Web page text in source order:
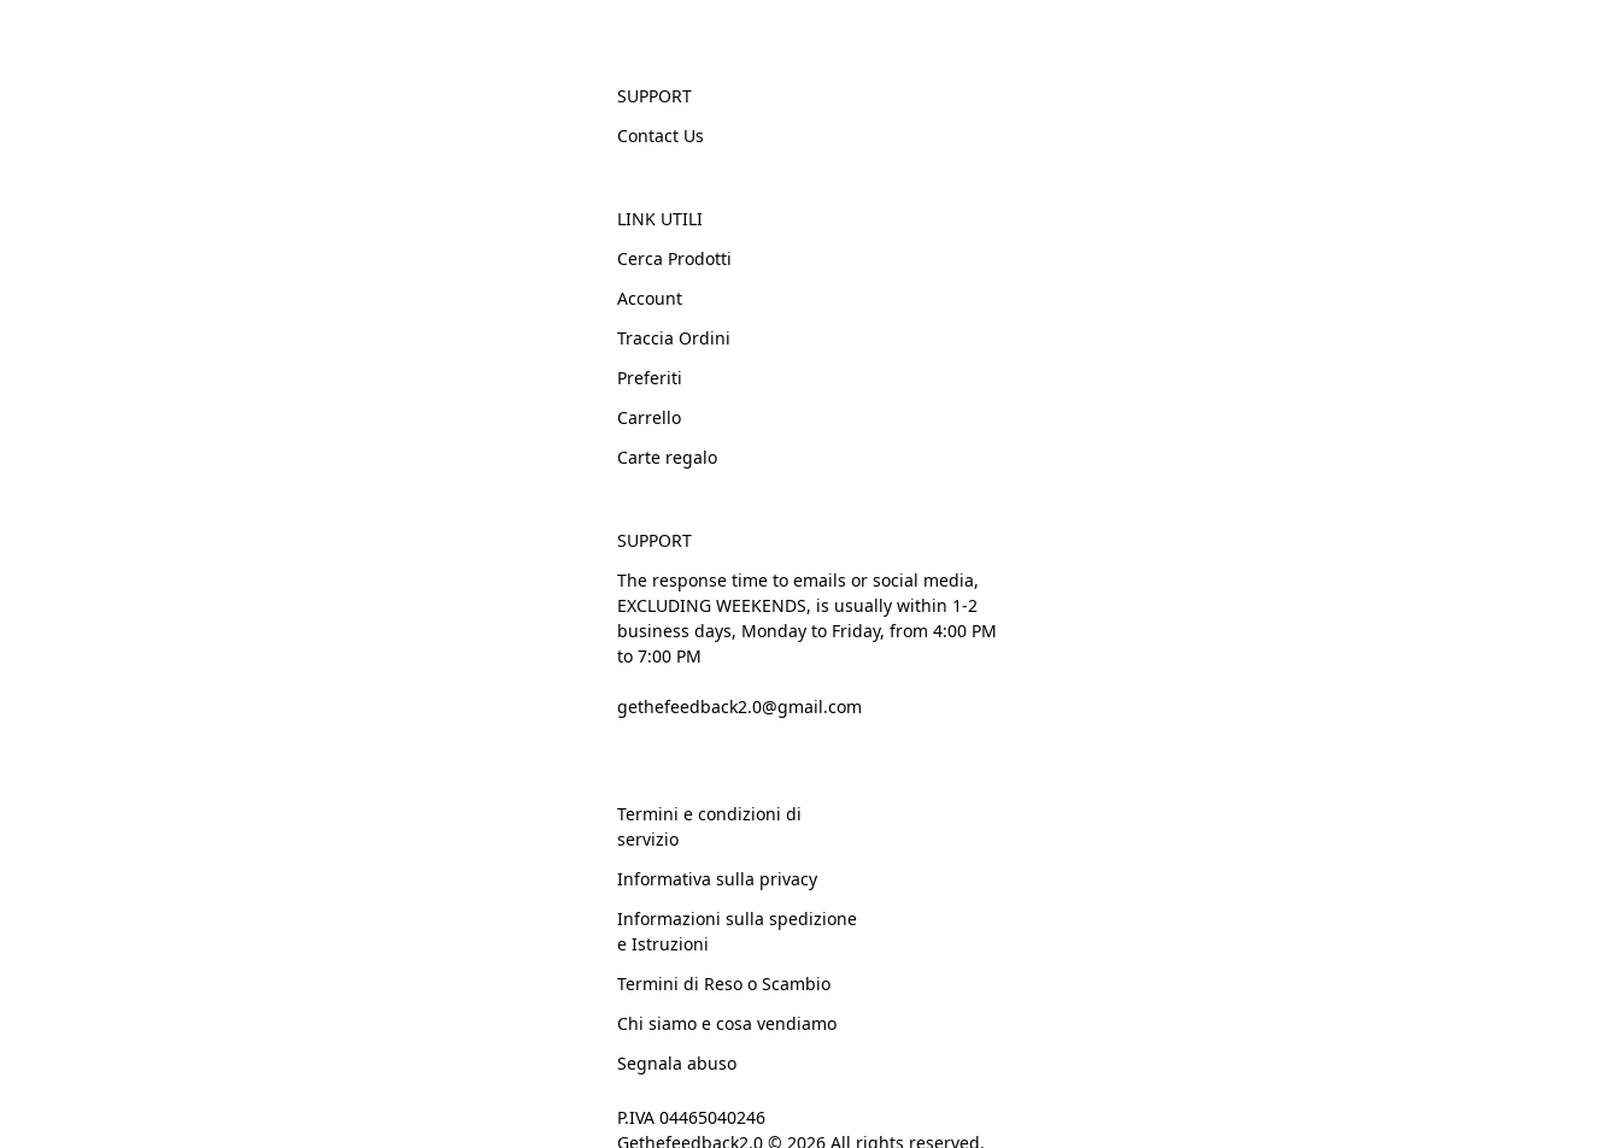
SUPPORT
Contact Us
LINK UTILI
Cerca Prodotti
Account
Traccia Ordini
Preferiti
Carrello
Carte regalo
SUPPORT
The response time to emails or social media,
EXCLUDING WEEKENDS, is usually within 1-2
business days, Monday to Friday, from 4:00 PM
to 7:00 PM
gethefeedback2.0@gmail.com
Termini e condizioni di
servizio
Informativa sulla privacy
Informazioni sulla spedizione
e Istruzioni
Termini di Reso o Scambio
Chi siamo e cosa vendiamo
Segnala abuso
P.IVA 04465040246
Gethefeedback2.0 © 2026 All rights reserved.